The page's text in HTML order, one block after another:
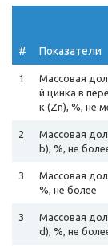
# Показатели
1
Массовая
й цинка в
к (Zn), %, не
2
Массовая
b), %, не
3
Массовая
%, не более
3
Массовая
d), %, не